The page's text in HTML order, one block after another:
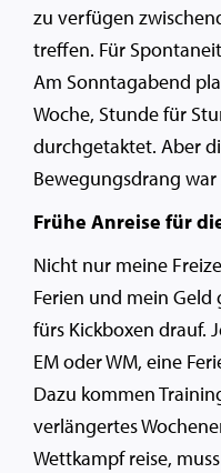
zu verfügen
treffen. Für
Am Sonntagabend
Woche, Stunde für
durchgetaktet. Aber
Bewegungsdrang
Frühe Anreise für
Nicht nur meine
Ferien und mein Geld
fürs Kickboxen drauf.
EM oder WM, eine
Dazu kommen
verlängertes
Wettkampf reise,